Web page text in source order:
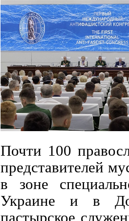
Почти 100
представителей
в зоне
Украине и в
пастырское